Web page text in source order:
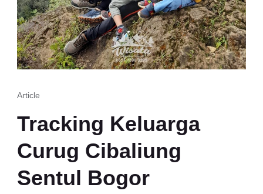
Article
Tracking Keluarga
Curug Cibaliung
Sentul Bogor